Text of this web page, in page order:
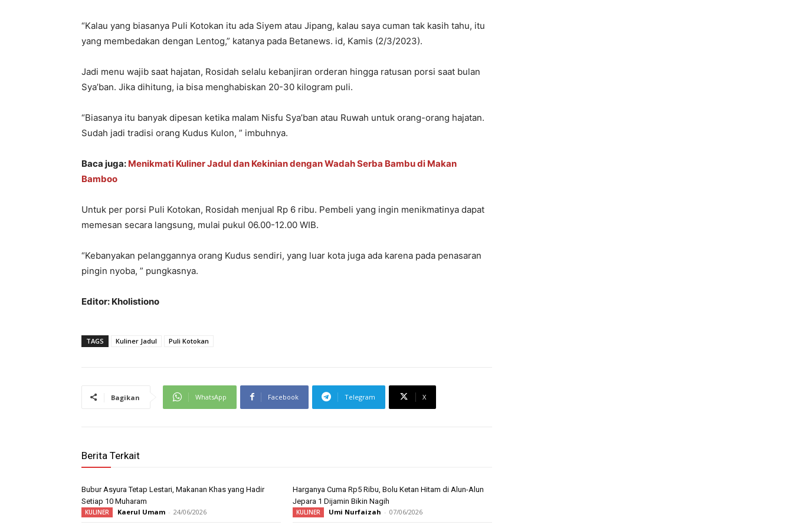
“Kalau yang biasanya Puli Kotokan itu ada Siyem atau Jipang, kalau saya cuman tak kasih tahu, itu
yang membedakan dengan Lentog,” katanya pada Betanews. id, Kamis (2/3/2023).
Jadi menu wajib saat hajatan, Rosidah selalu kebanjiran orderan hingga ratusan porsi saat bulan
Sya’ban. Jika dihitung, ia bisa menghabiskan 20-30 kilogram puli.
“Biasanya itu banyak dipesan ketika malam Nisfu Sya’ban atau Ruwah untuk orang-orang hajatan.
Sudah jadi tradisi orang Kudus Kulon, ” imbuhnya.
Baca juga: Menikmati Kuliner Jadul dan Kekinian dengan Wadah Serba Bambu di Makan
Bamboo
Untuk per porsi Puli Kotokan, Rosidah menjual Rp 6 ribu. Pembeli yang ingin menikmatinya dapat
memesan secara langsung, mulai pukul 06.00-12.00 WIB.
“Kebanyakan pelanggannya orang Kudus sendiri, yang luar kota juga ada karena pada penasaran
pingin nyoba, ” pungkasnya.
Editor: Kholistiono
TAGS Kuliner Jadul Puli Kotokan
Bagikan WhatsApp Facebook Telegram X
Berita Terkait
Bubur Asyura Tetap Lestari, Makanan Khas yang Hadir
Setiap 10 Muharam
KULINER Kaerul Umam - 24/06/2026
Harganya Cuma Rp5 Ribu, Bolu Ketan Hitam di Alun-Alun
Jepara 1 Dijamin Bikin Nagih
KULINER Umi Nurfaizah - 07/06/2026